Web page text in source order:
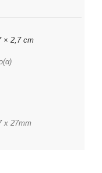
× 2,7 cm
x 27mm